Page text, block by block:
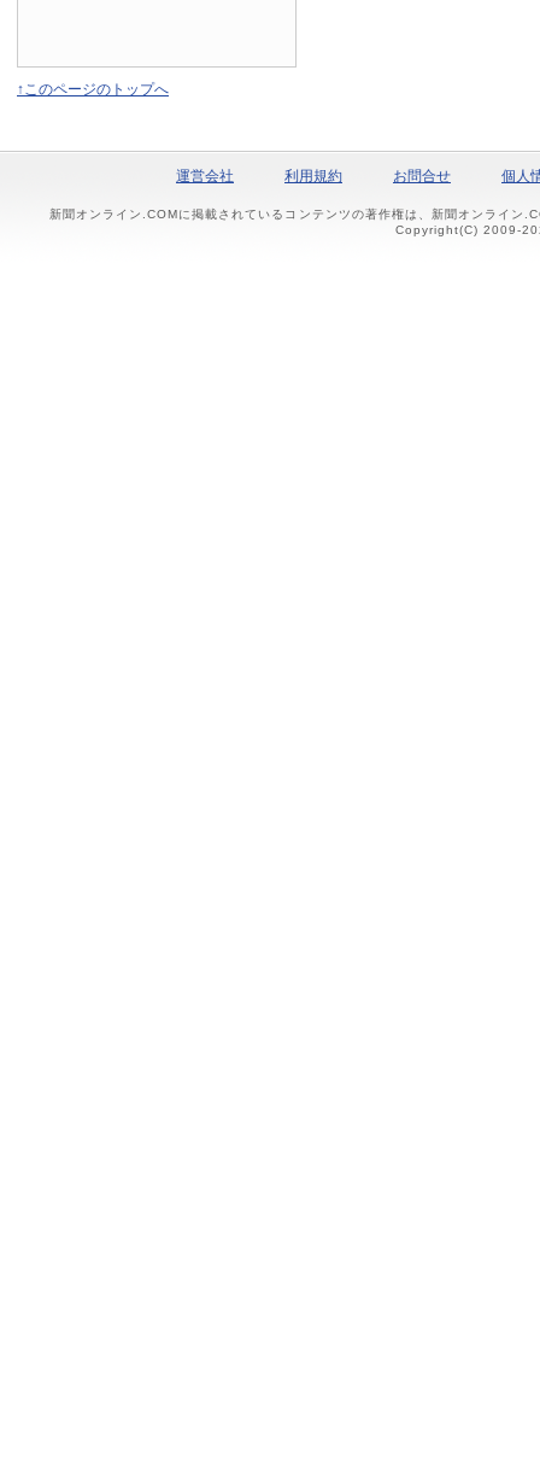
↑このページのトップへ
運営会社 利用規約 お問合せ 個人
新聞オンライン.COMに掲載されているコンテンツの著作権は、新聞オンライン
Copyright(C) 2009-